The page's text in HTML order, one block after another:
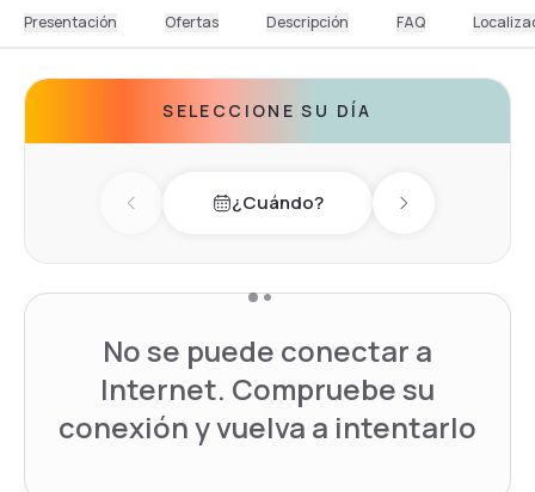
Presentación Ofertas Descripción FAQ
SELECCIONE SU DÍA
Previous day¿Cuándo? Next day
No se puede conectar a
Internet. Compruebe su
conexión y vuelva a intentarlo